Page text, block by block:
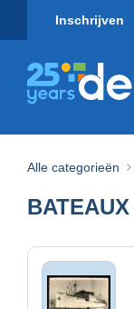
Inschrijven
Alle categorieën